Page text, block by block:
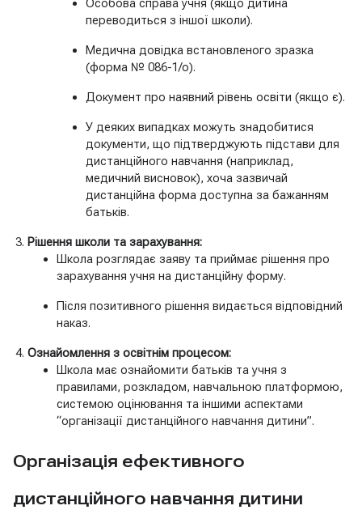
Особова справа учня (якщо дитина
переводиться з іншої школи).
Медична довідка встановленого зразка
(форма № 086-1/о).
Документ про наявний рівень освіти (якщо є).
У деяких випадках можуть знадобитися
документи, що підтверджують підстави для
дистанційного навчання (наприклад,
медичний висновок), хоча зазвичай
дистанційна форма доступна за бажанням
батьків.
Рішення школи та зарахування:
Школа розглядає заяву та приймає рішення про
зарахування учня на дистанційну форму.
Після позитивного рішення видається відповідний
наказ.
Ознайомлення з освітнім процесом:
Школа має ознайомити батьків та учня з
правилами, розкладом, навчальною платформою,
системою оцінювання та іншими аспектами
“організації дистанційного навчання дитини”.
Організація ефективного
дистанційного навчання дитини